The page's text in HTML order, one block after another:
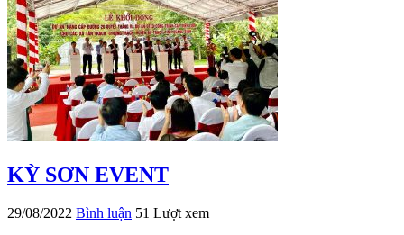
KỲ SƠN EVENT
29/08/2022 Bình luận 51 Lượt xem